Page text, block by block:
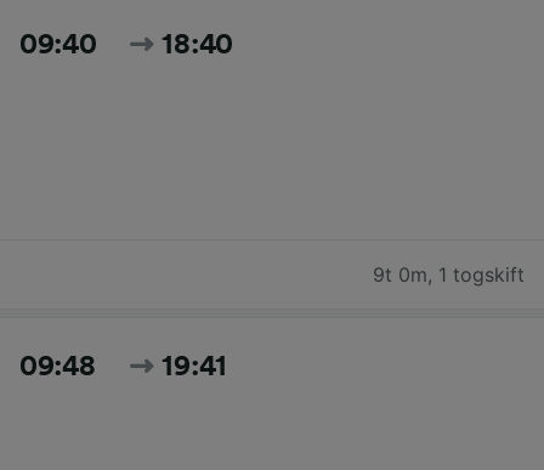
09:40 18:40
9t 0m, 1 togskift
09:48 19:41